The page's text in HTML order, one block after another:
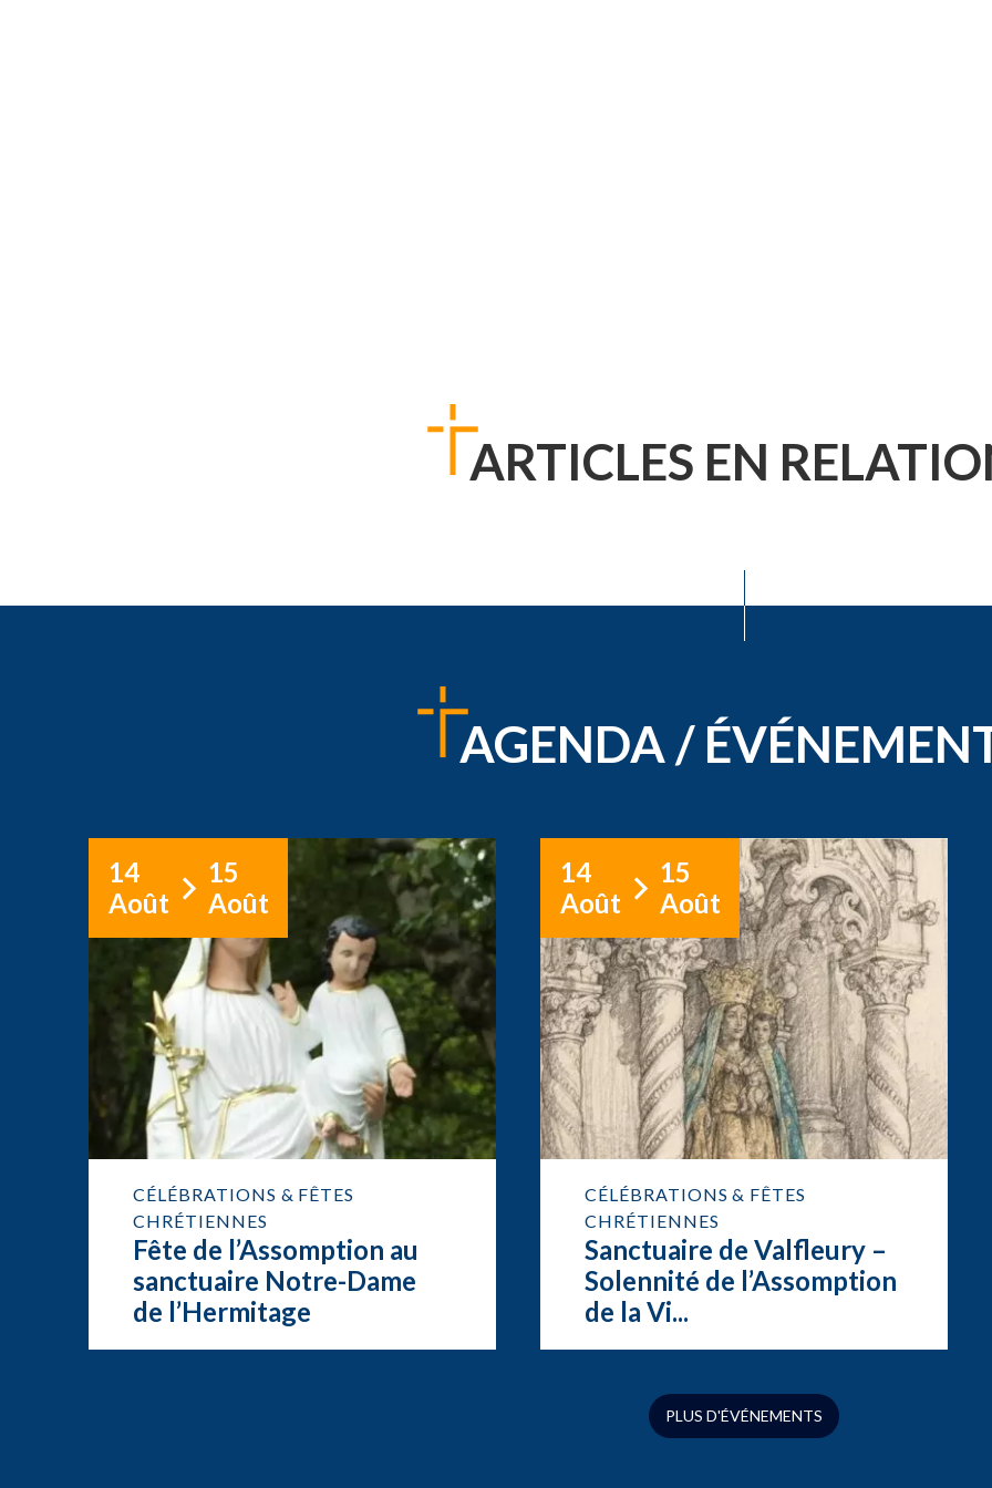
ARTICLES EN
AGENDA /
PLUS D'ÉVÉNEMENTS
14
Août
15
Août
CÉLÉBRATIONS & FÊTES
CHRÉTIENNES
Fête de l’Assomption au
sanctuaire Notre-Dame
de l’Hermitage
14
Août
15
Août
CÉLÉBRATIONS & FÊTES
CHRÉTIENNES
Sanctuaire de Valfleury –
Solennité de l’Assomption
de la Vi...